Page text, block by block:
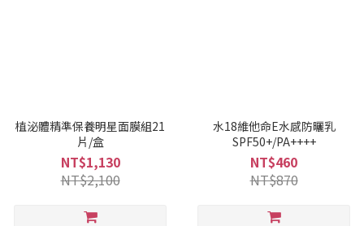
植泌體精準保養明星面膜組21
片/盒
NT$1,130
NT$2,100
水18維他命E水感防曬乳
SPF50+/PA++++
NT$460
NT$870